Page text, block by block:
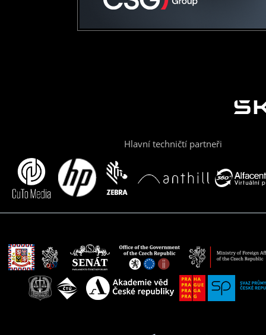
Hlavní techničtí partneři